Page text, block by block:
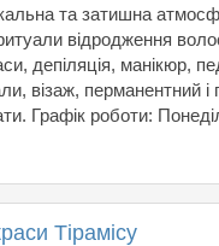
та затишна
відродження
депіляція, манікюр,
візаж, перманентний і
Графік роботи:
Тірамісу